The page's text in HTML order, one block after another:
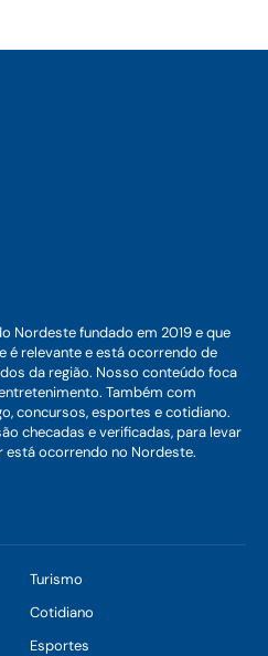
Nordeste fundado em 2019 e que
é relevante e está ocorrendo de
da região. Nosso conteúdo foca
Também com
concursos, esportes e cotidiano.
checadas e verificadas, para levar
está ocorrendo no Nordeste.
Turismo
Cotidiano
Esportes